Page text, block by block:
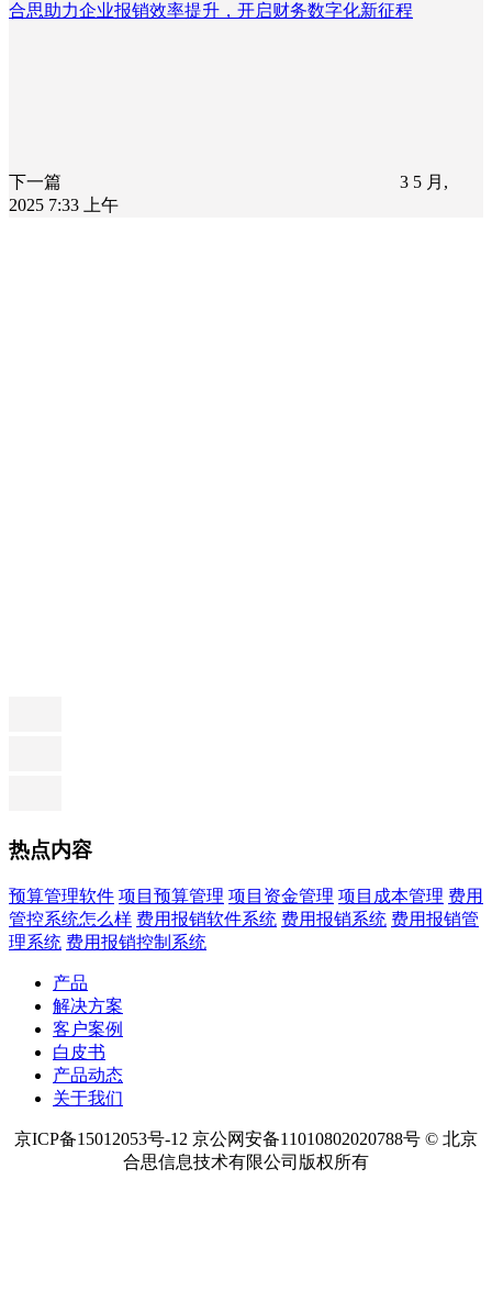
合思助力企业报销效率提升，开启财务数字化新征程
下一篇
3 5 月,
2025 7:33 上午
热点内容
预算管理软件 项目预算管理 项目资金管理 项目成本管理 费用
管控系统怎么样 费用报销软件系统 费用报销系统 费用报销管
理系统 费用报销控制系统
产品
解决方案
客户案例
白皮书
产品动态
关于我们
京ICP备15012053号-12 京公网安备11010802020788号 © 北京
合思信息技术有限公司版权所有